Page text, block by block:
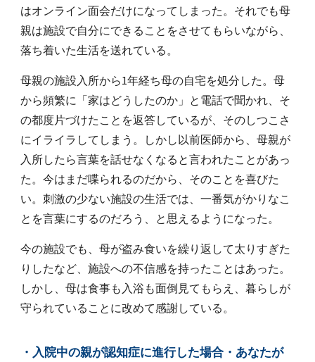
はオンライン面会だけになってしまった。それでも母
親は施設で自分にできることをさせてもらいながら、
落ち着いた生活を送れている。
母親の施設入所から1年経ち母の自宅を処分した。母
から頻繁に「家はどうしたのか」と電話で聞かれ、そ
の都度片づけたことを返答しているが、そのしつこさ
にイライラしてしまう。しかし以前医師から、母親が
入所したら言葉を話せなくなると言われたことがあっ
た。今はまだ喋られるのだから、そのことを喜びた
い。刺激の少ない施設の生活では、一番気がかりなこ
とを言葉にするのだろう、と思えるようになった。
今の施設でも、母が盗み食いを繰り返して太りすぎた
りしたなど、施設への不信感を持ったことはあった。
しかし、母は食事も入浴も面倒見てもらえ、暮らしが
守られていることに改めて感謝している。
・入院中の親が認知症に進行した場合・あなたが